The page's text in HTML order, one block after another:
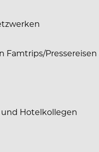
Hotelkollegen